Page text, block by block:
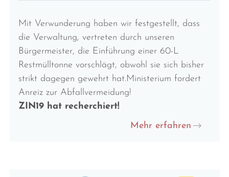
Mit Verwunderung haben wir festgestellt, dass
die Verwaltung, vertreten durch unseren
Bürgermeister, die Einführung einer 60-L
Restmülltonne vorschlägt, obwohl sie sich bisher
strikt dagegen gewehrt hat.Ministerium fordert
Anreiz zur Abfallvermeidung!
ZIN19 hat recherchiert!
Mehr erfahren